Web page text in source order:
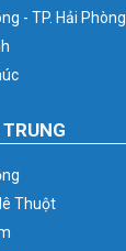
- TP. Hải Phòng
Thuột